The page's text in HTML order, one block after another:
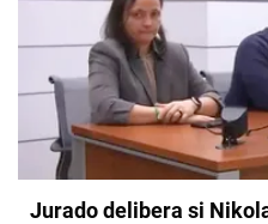
Jurado delibera si